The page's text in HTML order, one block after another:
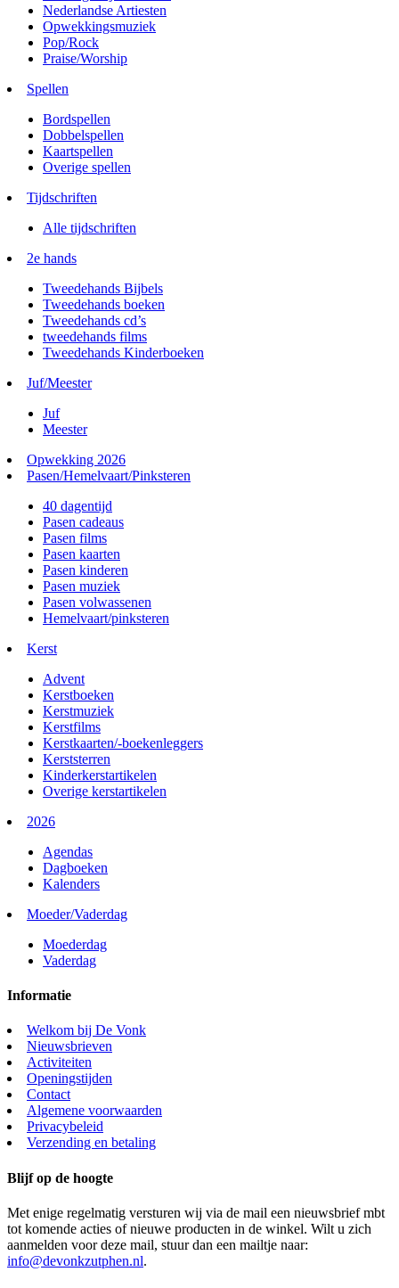
Nederlandse Artiesten
Opwekkingsmuziek
Pop/Rock
Praise/Worship
Spellen
Bordspellen
Dobbelspellen
Kaartspellen
Overige spellen
Tijdschriften
Alle tijdschriften
2e hands
Tweedehands Bijbels
Tweedehands boeken
Tweedehands cd’s
tweedehands films
Tweedehands Kinderboeken
Juf/Meester
Juf
Meester
Opwekking 2026
Pasen/Hemelvaart/Pinksteren
40 dagentijd
Pasen cadeaus
Pasen films
Pasen kaarten
Pasen kinderen
Pasen muziek
Pasen volwassenen
Hemelvaart/pinksteren
Kerst
Advent
Kerstboeken
Kerstmuziek
Kerstfilms
Kerstkaarten/-boekenleggers
Kerststerren
Kinderkerstartikelen
Overige kerstartikelen
2026
Agendas
Dagboeken
Kalenders
Moeder/Vaderdag
Moederdag
Vaderdag
Informatie
Welkom bij De Vonk
Nieuwsbrieven
Activiteiten
Openingstijden
Contact
Algemene voorwaarden
Privacybeleid
Verzending en betaling
Blijf op de hoogte
Met enige regelmatig versturen wij via de mail een nieuwsbrief mbt
tot komende acties of nieuwe producten in de winkel. Wilt u zich
aanmelden voor deze mail, stuur dan een mailtje naar:
info@devonkzutphen.nl.